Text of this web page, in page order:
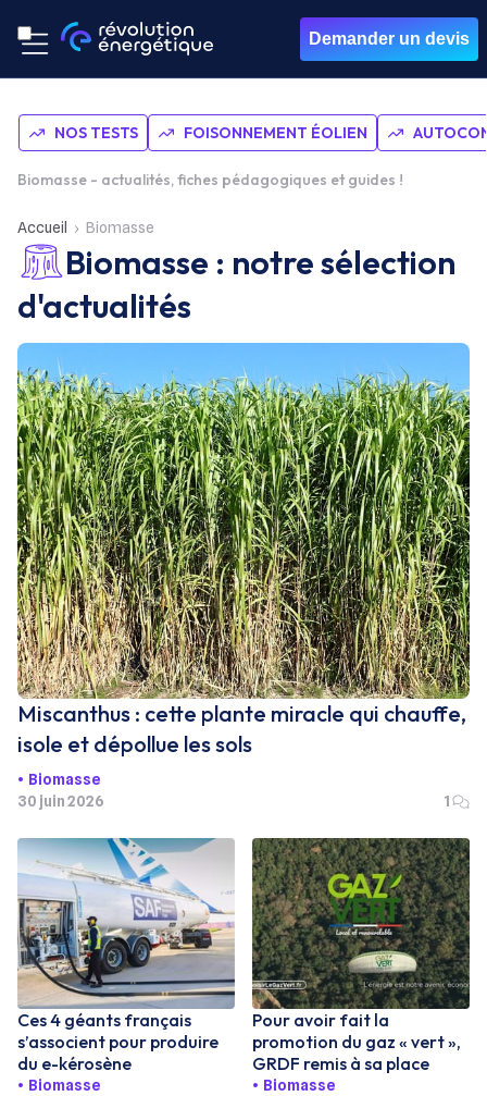
Demander un devis
NOS TESTS FOISONNEMENT ÉOLIEN
Biomasse - actualités, fiches pédagogiques et guides !
Accueil Biomasse
Biomasse : notre sélection
d'actualités
Miscanthus : cette plante miracle qui chauffe,
isole et dépollue les sols
Biomasse
30 juin 2026
1
Ces 4 géants français
s’associent pour produire
du e-kérosène
Biomasse
Pour avoir fait la
promotion du gaz « vert »,
GRDF remis à sa place
Biomasse